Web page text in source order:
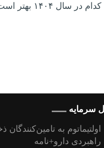
کدام در سال ۱۴۰۴ بهتر است؟
سرمایه
اولتیماتوم به تامین‌کنندگان
راهبردی دارو+نامه